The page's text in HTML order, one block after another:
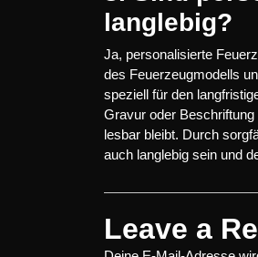
langlebig?
Ja, personalisierte
des Feuerzeugmodells
speziell für den
Gravur oder
lesbar bleibt. Durch
auch langlebig sein und
Leave a